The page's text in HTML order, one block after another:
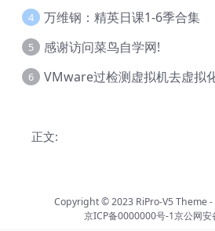
4 万维钢：精英日课1-6季合集
5 感谢访问菜鸟自学网!
6
正文:
Copyright © 2023 RiPro-V5 Theme-
京ICP备0000000号-1京公网